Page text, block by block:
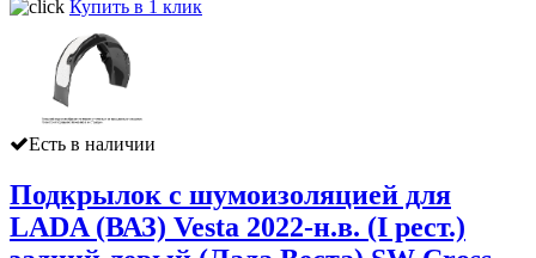
Купить в 1 клик
Есть в наличии
Подкрылок с шумоизоляцией для
LADA (ВАЗ) Vesta 2022-н.в. (I рест.)